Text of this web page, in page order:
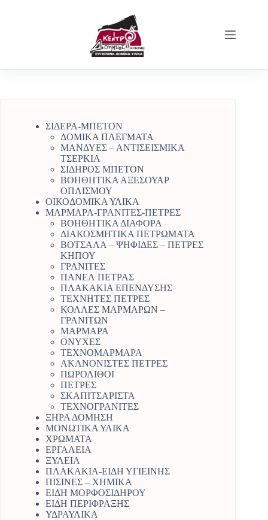
ΣΙΔΕΡΑ-ΜΠΕΤΟΝ
ΔΟΜΙΚΑ ΠΛΕΓΜΑΤΑ
ΜΑΝΔΥΕΣ – ΑΝΤΙΣΕΙΣΜΙΚΑ
ΤΣΕΡΚΙΑ
ΣΙΔΗΡΟΣ ΜΠΕΤΟΝ
ΒΟΗΘΗΤΙΚΑ ΑΞΕΣΟΥΑΡ
ΟΠΛΙΣΜΟΥ
ΟΙΚΟΔΟΜΙΚΑ ΥΛΙΚΑ
ΜΑΡΜΑΡΑ-ΓΡΑΝΙΤΕΣ-ΠΕΤΡΕΣ
ΒΟΗΘΗΤΙΚΑ ΔΙΑΦΟΡΑ
ΔΙΑΚΟΣΜΗΤΙΚΑ ΠΕΤΡΩΜΑΤΑ
ΒΟΤΣΑΛΑ – ΨΗΦΙΔΕΣ – ΠΕΤΡΕΣ
ΚΗΠΟΥ
ΓΡΑΝΙΤΕΣ
ΠΑΝΕΛ ΠΕΤΡΑΣ
ΠΛΑΚΑΚΙΑ ΕΠΕΝΔΥΣΗΣ
ΤΕΧΝΗΤΕΣ ΠΕΤΡΕΣ
ΚΟΛΛΕΣ ΜΑΡΜΑΡΩΝ –
ΓΡΑΝΙΤΩΝ
ΜΑΡΜΑΡΑ
ΟΝΥΧΕΣ
ΤΕΧΝΟΜΑΡΜΑΡΑ
ΑΚΑΝΟΝΙΣΤΕΣ ΠΕΤΡΕΣ
ΠΩΡΟΛΙΘΟΙ
ΠΕΤΡΕΣ
ΣΚΑΠΙΤΣΑΡΙΣΤΑ
ΤΕΧΝΟΓΡΑΝΙΤΕΣ
ΞΗΡΑ ΔΟΜΗΣΗ
ΜΟΝΩΤΙΚΑ ΥΛΙΚΑ
ΧΡΩΜΑΤΑ
ΕΡΓΑΛΕΙΑ
ΞΥΛΕΙΑ
ΠΛΑΚΑΚΙΑ-ΕΙΔΗ ΥΓΙΕΙΝΗΣ
ΠΙΣΙΝΕΣ – ΧΗΜΙΚΑ
ΕΙΔΗ ΜΟΡΦΟΣΙΔΗΡΟΥ
ΕΙΔΗ ΠΕΡΙΦΡΑΞΗΣ
ΥΔΡΑΥΛΙΚΑ